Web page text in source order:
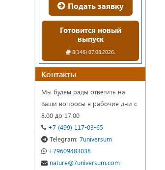
Подать заявку
Готовится новый
выпуск
8(146) 07.08.2026.
Контакты
Мы будем рады ответить на
Ваши вопросы в рабочие дни с
8.00 до 17.00
+7 (499) 117-03-65
Telegram: 7universum
+79609483038
nature@7universum.com